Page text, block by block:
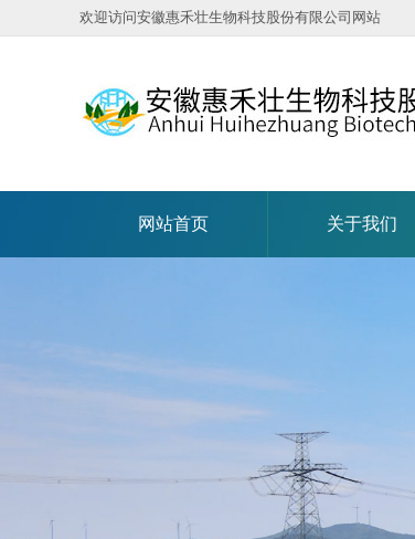
欢迎访问安徽惠禾壮生物科技股份有限公司网站
网站首页 关于我们